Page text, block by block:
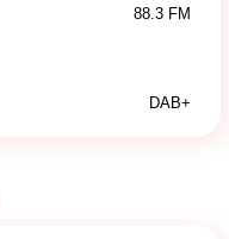
88.3 FM
DAB+